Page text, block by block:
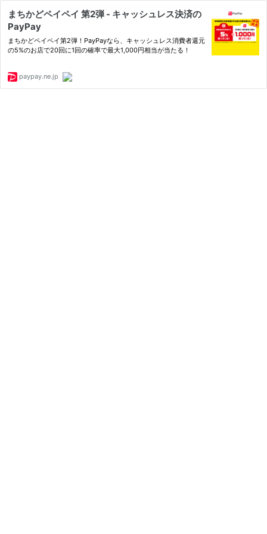
まちかどペイペイ 第2弾 - キャッシュレス決済の
PayPay
まちかどペイペイ第2弾！PayPayなら、キャッシュレス消費者還元
の5%のお店で20回に1回の確率で最大1,000円相当が当たる！
paypay.ne.jp